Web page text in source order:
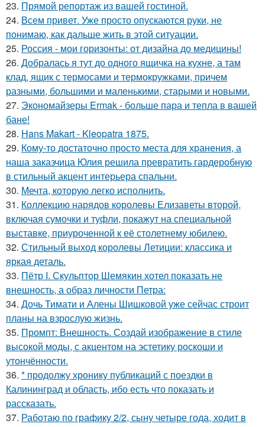
23. Прямой репортаж из вашей гостиной.
24. Всем привет. Уже просто опускаются руки, не
понимаю, как дальше жить в этой ситуации.
25. Россия - мои горизонты: от дизайна до медицины!
26. Добралась я тут до одного ящичка на кухне, а там
клад, ящик с термосами и термокружками, причем
разными, большими и маленькими, старыми и новыми.
27. Экономайзеры Ermak - больше пара и тепла в вашей
бане!
28. Hans Makart - Kleopatra 1875.
29. Кому-то достаточно просто места для хранения, а
наша заказчица Юлия решила превратить гардеробную
в стильный акцент интерьера спальни.
30. Мечта, которую легко исполнить.
31. Коллекцию нарядов королевы Елизаветы второй,
включая сумочки и туфли, покажут на специальной
выставке, приуроченной к её столетнему юбилею.
32. Стильный выход королевы Летиции: классика и
яркая деталь.
33. Пётр I. Скульптор Шемякин хотел показать не
внешность, а образ личности Петра:
34. Дочь Тимати и Алены Шишковой уже сейчас строит
планы на взрослую жизнь.
35. Промпт: Внешность. Создай изображение в стиле
высокой моды, с акцентом на эстетику роскоши и
утончённости.
36. * продолжу хронику публикаций с поездки в
Калининград и область, ибо есть что показать и
рассказать.
37. Работаю по графику 2/2, сыну четыре года, ходит в